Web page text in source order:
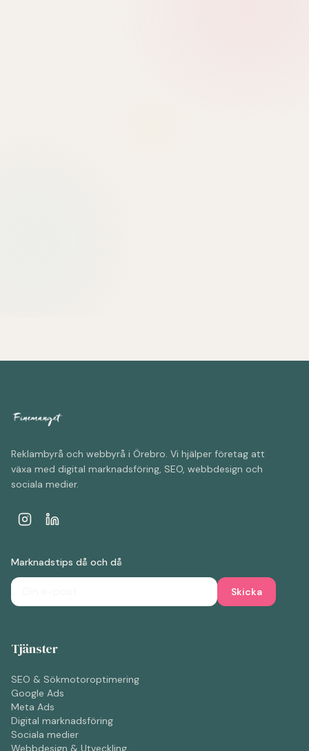
Reklambyrå och webbyrå i Örebro. Vi hjälper företag att
växa med digital marknadsföring, SEO, webbdesign och
sociala medier.
Marknadstips då och då
Skicka
Tjänster
SEO & Sökmotoroptimering
Google Ads
Meta Ads
Digital marknadsföring
Sociala medier
Webbdesign & Utveckling